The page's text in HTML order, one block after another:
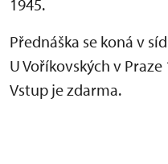
1945.
Přednáška se koná v
U Voříkovských v
Vstup je zdarma.